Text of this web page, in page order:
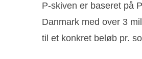
P-skiven er baseret på
Danmark med over 3
til et konkret beløb pr.